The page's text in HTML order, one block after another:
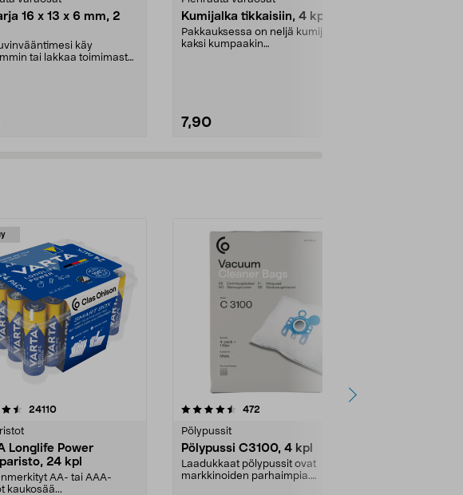
16 x 13 x 6 mm, 2
käy
tai lakkaa toimimasta
Kumijalka tikkaisiin, 4 kpl
Pakkauksessa on neljä kumijalkaa,
kaksi kumpaakin
7,90
24110arvostelut
Longlife Power
24 kpl
AA- tai AAA-
kaukosää...
4.5viidestä
472
Pölypussit
Pölypussi C3100, 4 kpl
Laadukkaat pölypussit ovat
markkinoiden parhaimpia.
4.5viidestä